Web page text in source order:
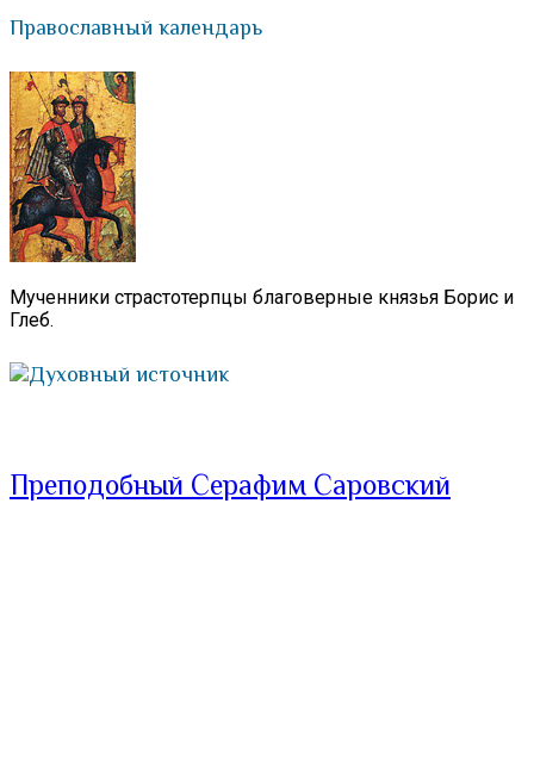
Православный календарь
Мученники страстотерпцы благоверные князья Борис и
Глеб.
Духовный источник
Преподобный Серафим Саровский